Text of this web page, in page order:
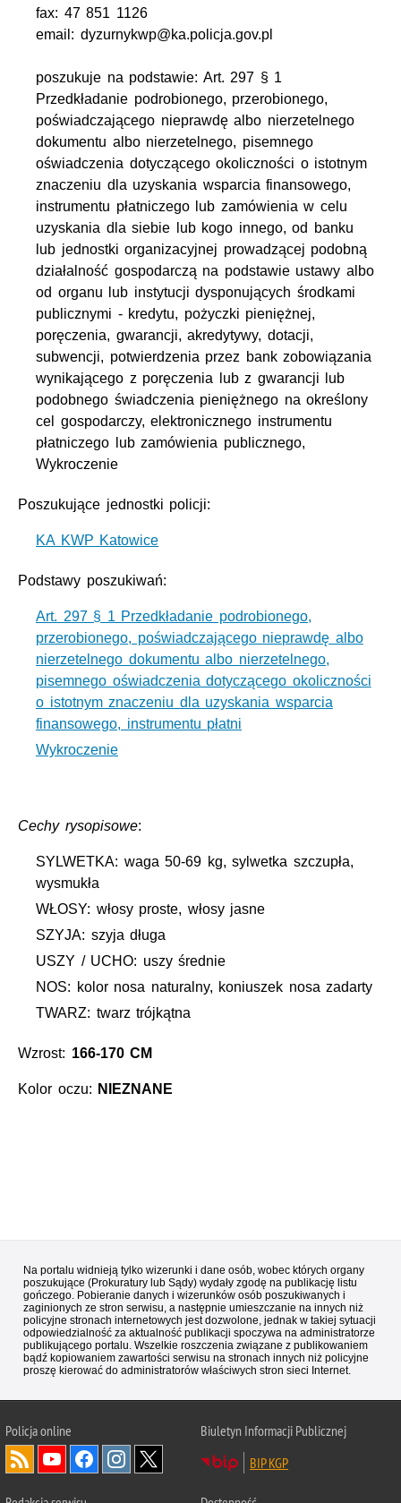
fax: 47 851 1126
email: dyzurnykwp@ka.policja.gov.pl
poszukuje na podstawie: Art. 297 § 1
Przedkładanie podrobionego, przerobionego,
poświadczającego nieprawdę albo nierzetelnego
dokumentu albo nierzetelnego, pisemnego
oświadczenia dotyczącego okoliczności o istotnym
znaczeniu dla uzyskania wsparcia finansowego,
instrumentu płatniczego lub zamówienia w celu
uzyskania dla siebie lub kogo innego, od banku
lub jednostki organizacyjnej prowadzącej podobną
działalność gospodarczą na podstawie ustawy albo
od organu lub instytucji dysponujących środkami
publicznymi - kredytu, pożyczki pieniężnej,
poręczenia, gwarancji, akredytywy, dotacji,
subwencji, potwierdzenia przez bank zobowiązania
wynikającego z poręczenia lub z gwarancji lub
podobnego świadczenia pieniężnego na określony
cel gospodarczy, elektronicznego instrumentu
płatniczego lub zamówienia publicznego,
Wykroczenie
Poszukujące jednostki policji:
KA KWP Katowice
Podstawy poszukiwań:
Art. 297 § 1 Przedkładanie podrobionego,
przerobionego, poświadczającego nieprawdę albo
nierzetelnego dokumentu albo nierzetelnego,
pisemnego oświadczenia dotyczącego okoliczności
o istotnym znaczeniu dla uzyskania wsparcia
finansowego, instrumentu płatni
Wykroczenie
Cechy rysopisowe:
SYLWETKA: waga 50-69 kg, sylwetka szczupła,
wysmukła
WŁOSY: włosy proste, włosy jasne
SZYJA: szyja długa
USZY / UCHO: uszy średnie
NOS: kolor nosa naturalny, koniuszek nosa zadarty
TWARZ: twarz trójkątna
Wzrost: 166-170 CM
Kolor oczu: NIEZNANE
Na portalu widnieją tylko wizerunki i dane osób, wobec których organy
poszukujące (Prokuratury lub Sądy) wydały zgodę na publikację listu
gończego. Pobieranie danych i wizerunków osób poszukiwanych i
zaginionych ze stron serwisu, a następnie umieszczanie na innych niż
policyjne stronach internetowych jest dozwolone, jednak w takiej sytuacji
odpowiedzialność za aktualność publikacji spoczywa na administratorze
publikującego portalu. Wszelkie roszczenia związane z publikowaniem
bądź kopiowaniem zawartości serwisu na stronach innych niż policyjne
proszę kierować do administratorów właściwych stron sieci Internet.
Policjaonline
Biuletyn Informacji Publicznej
BIP KGP